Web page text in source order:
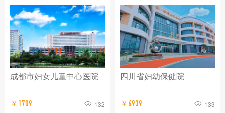
成都市妇女儿童中心医院
￥1709 132
四川省妇幼保健院
￥6939 133